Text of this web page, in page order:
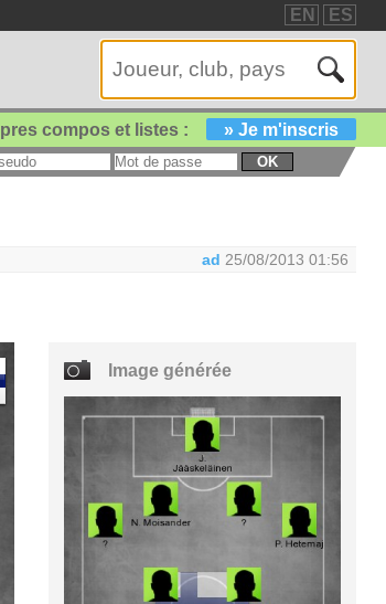
EN ES
compos et listes : » Je m'inscris
OK
ad 25/08/2013 01:56
Image générée